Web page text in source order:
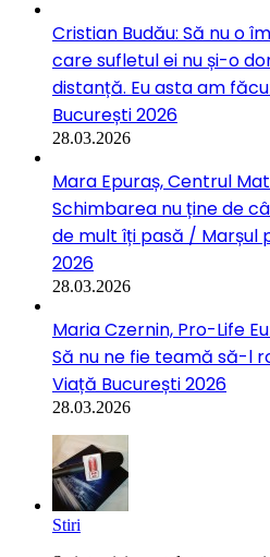
Cristian Budău: Să nu o
care sufletul ei nu și-o
distanță. Eu asta am
București 2026
28.03.2026
Mara Epuraș, Centrul
Schimbarea nu ține de
de mult îți pasă / Marșul
2026
28.03.2026
Maria Czernin, Pro-Life
Să nu ne fie teamă să-l
Viață București 2026
28.03.2026
Stiri